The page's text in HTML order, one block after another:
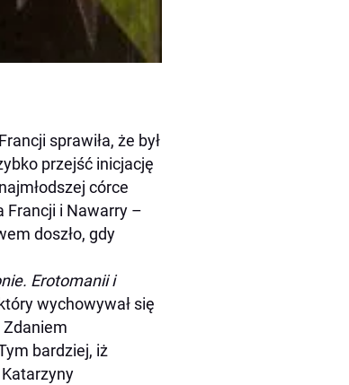
sprawiła, że był
przejść inicjację
córce
Francji i Nawarry –
doszło, gdy
Erotomanii i
wychowywał się
Zdaniem
bardziej, iż